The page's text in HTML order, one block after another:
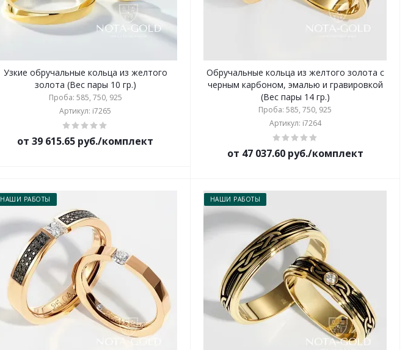
Узкие обручальные кольца из желтого
золота (Вес пары 10 гр.)
Проба: 585, 750, 925
Артикул: i7265
от 39 615.65 руб./комплект
Обручальные кольца из желтого золота с
черным карбоном, эмалью и гравировкой
(Вес пары 14 гр.)
Проба: 585, 750, 925
Артикул: i7264
от 47 037.60 руб./комплект
НАШИ РАБОТЫ НАШИ РАБОТЫ